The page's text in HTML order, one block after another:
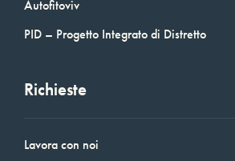
Autofitoviv
PID – Progetto Integrato di Distretto
Richieste
Lavora con noi